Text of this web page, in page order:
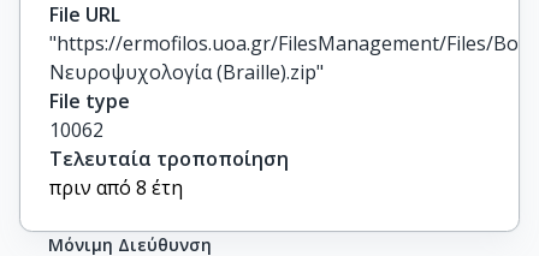
File URL
"https://ermofilos.uoa.gr/FilesManagement/Files/
Νευροψυχολογία (Braille).zip"
File type
10062
Τελευταία τροποποίηση
πριν από 8 έτη
Μόνιμη Διεύθυνση